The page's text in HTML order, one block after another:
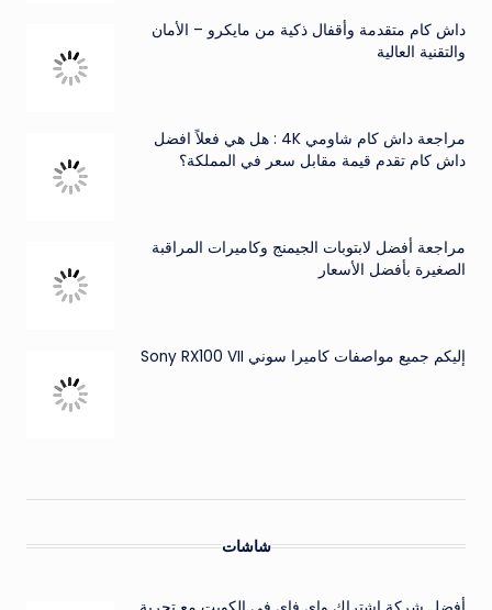
داش كام متقدمة وأقفال ذكية من مايكرو – الأمان
والتقنية العالية
مراجعة داش كام شاومي 4K : هل هي فعلاً افضل
داش كام تقدم قيمة مقابل سعر في المملكة؟
مراجعة أفضل لابتوبات الجيمنج وكاميرات المراقبة
الصغيرة بأفضل الأسعار
إليكم جميع مواصفات كاميرا سوني Sony RX100 VII
شاشات